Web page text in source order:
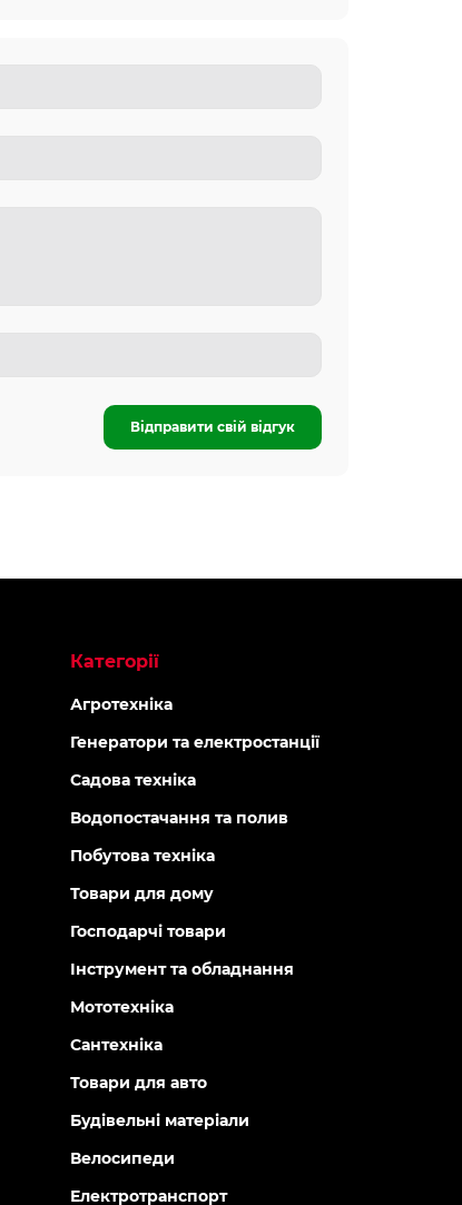
Відправити свій відгук
Категорії
Агротехніка
Генератори та електростанції
Садова техніка
Водопостачання та полив
Побутова техніка
Товари для дому
Господарчі товари
Інструмент та обладнання
Мототехніка
Сантехніка
Товари для авто
Будівельні матеріали
Велосипеди
Електротранспорт